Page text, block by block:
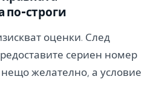
по-строги
оценки. След
сериен номер
желателно, а условие